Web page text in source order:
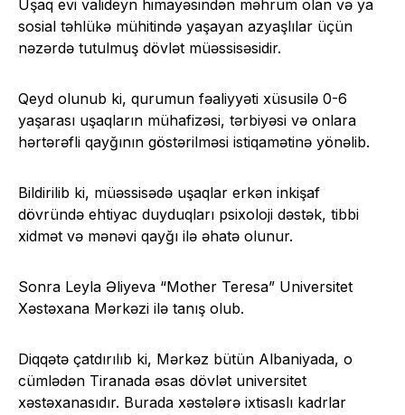
Uşaq evi valideyn himayəsindən məhrum olan və ya
sosial təhlükə mühitində yaşayan azyaşlılar üçün
nəzərdə tutulmuş dövlət müəssisəsidir.
Qeyd olunub ki, qurumun fəaliyyəti xüsusilə 0-6
yaşarası uşaqların mühafizəsi, tərbiyəsi və onlara
hərtərəfli qayğının göstərilməsi istiqamətinə yönəlib.
Bildirilib ki, müəssisədə uşaqlar erkən inkişaf
dövründə ehtiyac duyduqları psixoloji dəstək, tibbi
xidmət və mənəvi qayğı ilə əhatə olunur.
Sonra Leyla Əliyeva “Mother Teresa” Universitet
Xəstəxana Mərkəzi ilə tanış olub.
Diqqətə çatdırılıb ki, Mərkəz bütün Albaniyada, o
cümlədən Tiranada əsas dövlət universitet
xəstəxanasıdır. Burada xəstələrə ixtisaslı kadrlar